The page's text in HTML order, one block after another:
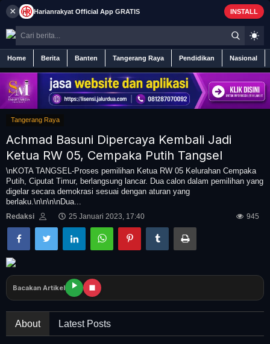
× Harianrakyat Official App GRATIS INSTALL
Home Berita Banten Tangerang Raya Pendidikan Nasional
Home
Berita
Iklan
Contact
Banten
Tangerang Raya
Nasional
Tangerang Raya
Achmad Basuni Dipercaya Kembali Jadi
Ketua RW 05, Cempaka Putih Tangsel
\nKOTA TANGSEL-Proses pemilihan Ketua RW 05 Kelurahan Cempaka
Putih, Ciputat Timur, berlangsung lancar. Dua calon dalam pemilihan yang
digelar secara demokrasi sesuai dengan aturan yang
berlaku.\n\n\n\nDua...
Redaksi 25 Januari 2023, 17:40 945
Bacakan Artikel
About Latest Posts